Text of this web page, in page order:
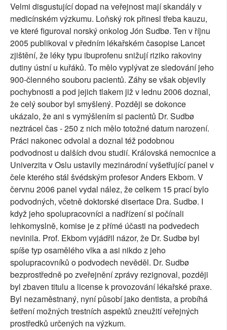
Velmi disgustující dopad na veřejnost mají skandály v
medicínském výzkumu. Loňský rok přinesl třeba kauzu,
ve které figuroval norský onkolog Jón Sudbø. Ten v říjnu
2005 publikoval v předním lékařském časopise Lancet
zjištění, že léky typu ibuprofenu snižují riziko rakoviny
dutiny ústní u kuřáků. To mělo vyplývat ze sledování jeho
900-členného souboru pacientů. Záhy se však objevily
pochybnosti a pod jejich tlakem již v lednu 2006 doznal,
že celý soubor byl smyšlený. Později se dokonce
ukázalo, že ani s vymýšlením si pacientů Dr. Sudbø
neztrácel čas - 250 z nich mělo totožné datum narození.
Práci nakonec odvolal a doznal též podobnou
podvodnost u dalších dvou studií. Královská nemocnice a
Univerzita v Oslu ustavily mezinárodní vyšetřující panel v
čele kterého stál švédským profesor Anders Ekbom. V
červnu 2006 panel vydal nález, že celkem 15 prací bylo
podvodných, včetně doktorské disertace Dra. Sudbø. I
když jeho spolupracovníci a nadřízení si počínali
lehkomyslně, komise je z přímé účasti na podvedech
nevinila. Prof. Ekbom vyjádřil názor, že Dr. Sudbø byl
spíše typ osamělého vlka a asi nikdo z jeho
spolupracovníků o podvodech nevěděl. Dr. Sudbø
bezprostředně po zveřejnění zprávy rezignoval, později
byl zbaven titulu a license k provozování lékařské praxe.
Byl nezaměstnaný, nyní působí jako dentista, a probíhá
šetření možných trestních aspektů zneužití veřejných
prostředků určených na výzkum.